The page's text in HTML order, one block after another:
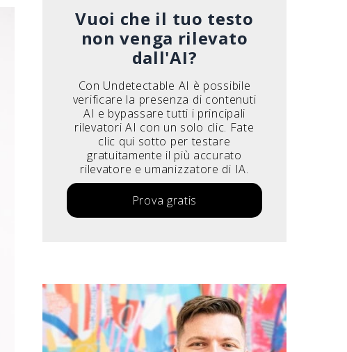
Vuoi che il tuo testo
non venga rilevato
dall'AI?
Con Undetectable AI è possibile
verificare la presenza di contenuti
AI e bypassare tutti i principali
rilevatori AI con un solo clic. Fate
clic qui sotto per testare
gratuitamente il più accurato
rilevatore e umanizzatore di IA.
Prova gratis